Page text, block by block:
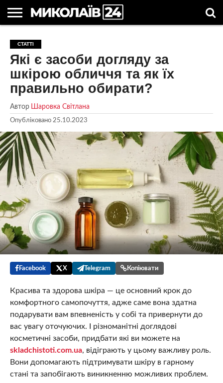
НОВИНИ
НОВИНИ
МИКОЛАЄВА
МИКОЛАЇВСЬКА
ОБЛАСТЬ
НОВИНИ
СПОРТУ
УКРАЇНА
ТА СВІТ
НОВИНИ
КОМПАНІЙ
АСТРОЛОГІЯ
СВЯТА
В
УКРАЇНІ
КОРИСНІ
СТАТТІ
СТАТТІ
Які є засоби догляду за
шкірою обличчя та як їх
правильно обирати?
Автор Шаровка Світлана
Опубліковано 25.10.2023
Facebook X Telegram Копіювати
Красива та здорова шкіра — це основний крок до
комфортного самопочуття, адже саме вона здатна
подарувати вам впевненість у собі та привернути до
вас увагу оточуючих. І різноманітні доглядові
косметичні засоби, придбати які ви можете на
skladchistoti.com.ua, відіграють у цьому важливу роль.
Вони допомагають підтримувати шкіру в гарному
стані та запобігають виникненню можливих проблем.